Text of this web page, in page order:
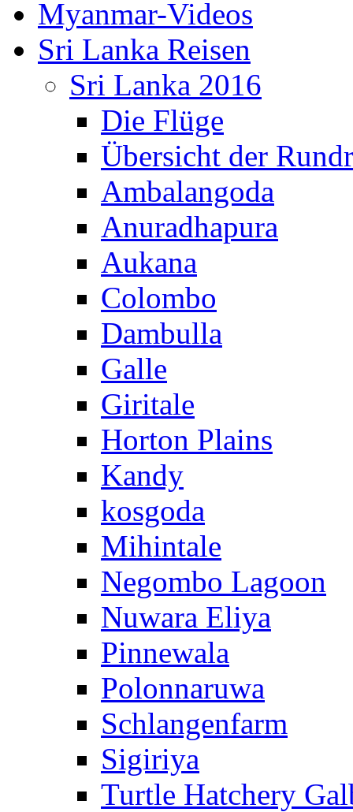
Myanmar-Videos
Sri Lanka Reisen
Sri Lanka 2016
Die Flüge
Übersicht der
Ambalangoda
Anuradhapura
Aukana
Colombo
Dambulla
Galle
Giritale
Horton Plains
Kandy
kosgoda
Mihintale
Negombo Lagoon
Nuwara Eliya
Pinnewala
Polonnaruwa
Schlangenfarm
Sigiriya
Turtle Hatchery